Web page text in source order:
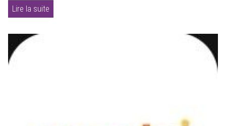
Lire la suite